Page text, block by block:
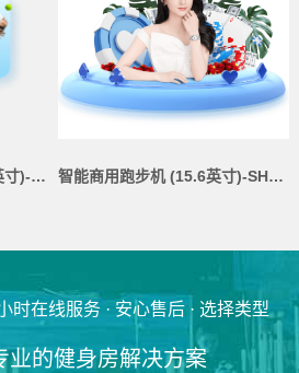
V9+智能商用跑步机(21.5英寸)-SH-T8919T-Y50 智能商用跑步机 (15.6英寸)-SH-T8919T
时在线服务 · 安心售后 · 选择类型
业的健身房解决方案